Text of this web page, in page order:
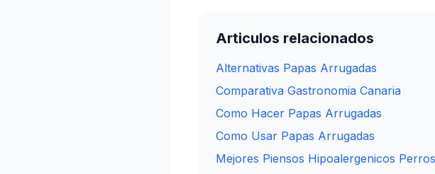
Articulos relacionados
Alternativas Papas Arrugadas
Comparativa Gastronomia Canaria
Como Hacer Papas Arrugadas
Como Usar Papas Arrugadas
Mejores Piensos Hipoalergenicos Perros